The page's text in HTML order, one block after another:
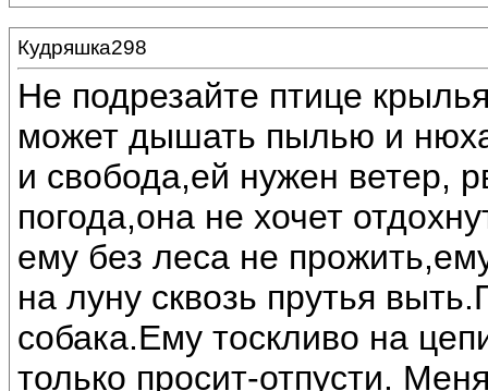
Кудряшка298
Не подрезайте птице
может дышать пылью и
и свобода,ей нужен ветер,
погода,она не хочет
ему без леса не
на луну сквозь прутья
собака.Ему тоскливо на
только просит-отпусти.